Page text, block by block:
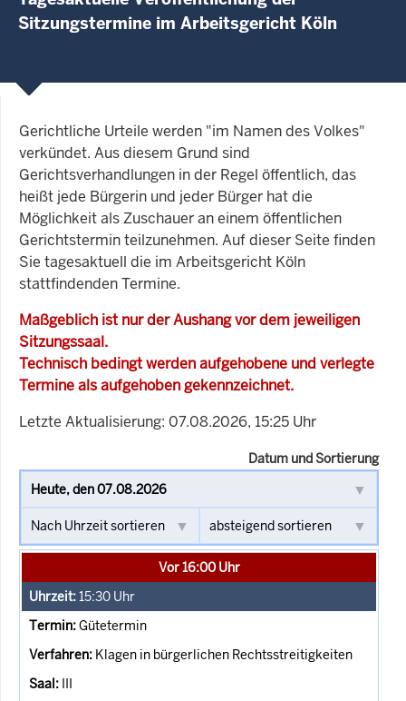
Sitzungstermine im Arbeitsgericht Köln
Gerichtliche Urteile werden "im Namen des Volkes"
verkündet. Aus diesem Grund sind
Gerichtsverhandlungen in der Regel öffentlich, das
heißt jede Bürgerin und jeder Bürger hat die
Möglichkeit als Zuschauer an einem öffentlichen
Gerichtstermin teilzunehmen. Auf dieser Seite finden
Sie tagesaktuell die im Arbeitsgericht Köln
stattfindenden Termine.
Maßgeblich ist nur der Aushang vor dem jeweiligen
Sitzungssaal.
Technisch bedingt werden aufgehobene und verlegte
Termine als aufgehoben gekennzeichnet.
Letzte Aktualisierung: 07.08.2026, 15:25 Uhr
Datum und Sortierung
Vor 16:00 Uhr
15:30 Uhr
Gütetermin
Klagen in bürgerlichen Rechtsstreitigkeiten
III